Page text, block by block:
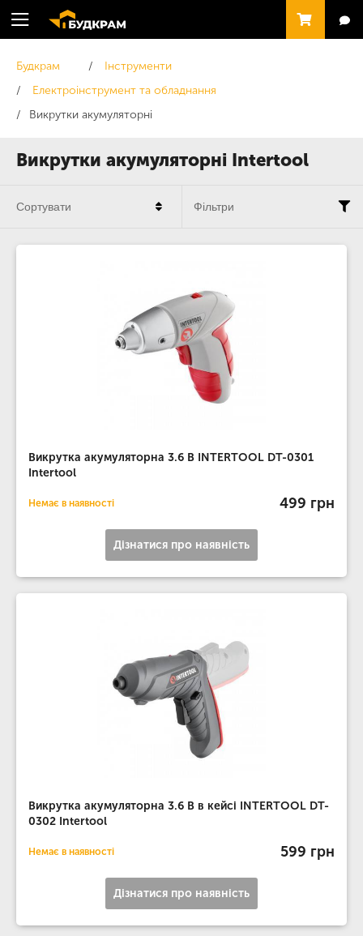
Викрутки акумуляторні Intertool
Будкрам
Інструменти
Електроінструмент та обладнання
Викрутки акумуляторні
Викрутка акумуляторна 3.6 В INTERTOOL DT-0301
Intertool
Немає в наявності 499 грн
Дізнатися про наявність
Викрутка акумуляторна 3.6 В в кейсі INTERTOOL DT-
0302 Intertool
Немає в наявності 599 грн
Дізнатися про наявність
Сортувати Фільтри